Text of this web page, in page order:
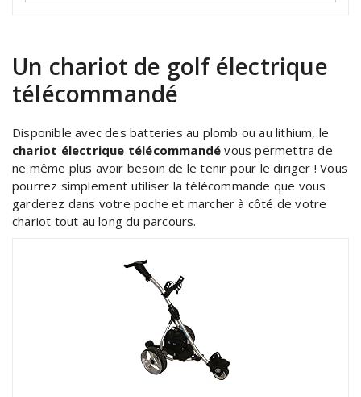
Un chariot de golf électrique
télécommandé
Disponible avec des batteries au plomb ou au lithium, le
chariot électrique télécommandévous permettra de
ne même plus avoir besoin de le tenir pour le diriger ! Vous
pourrez simplement utiliser la télécommande que vous
garderez dans votre poche et marcher à côté de votre
chariot tout au long du parcours.